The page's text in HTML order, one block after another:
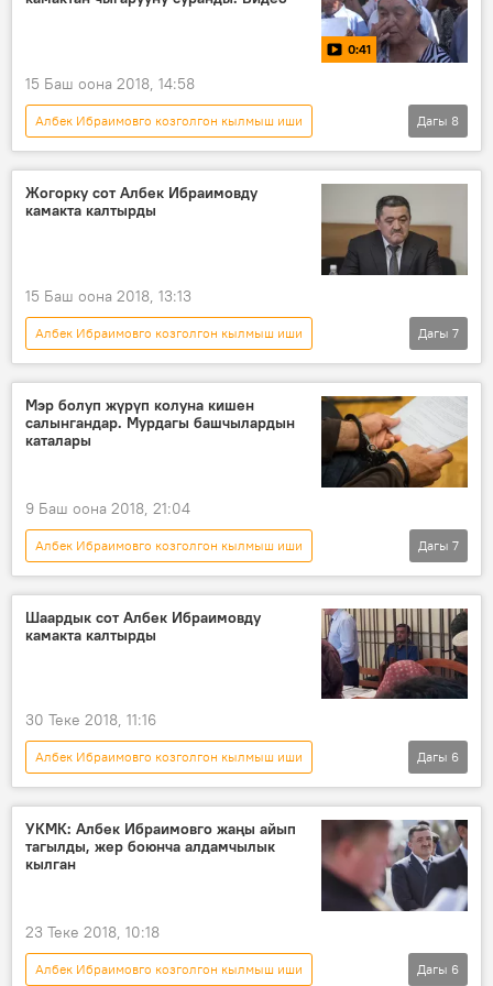
Биринчи Май райондук соту
сот
0:41
15 Баш оона 2018, 14:58
Албек Ибраимовго козголгон кылмыш иши
Кыргызстан
Жаңылыктар
Мультимедиа
Видео
Албек Ибраимов
Дагы 8
Жогорку сот Албек Ибраимовду
камакта калтырды
15 Баш оона 2018, 13:13
Албек Ибраимовго козголгон кылмыш иши
Кыргызстан
Жаңылыктар
Саясат
Албек Ибраимов
өкүм
камак
Дагы 7
Мэр болуп жүрүп колуна кишен
салынгандар. Мурдагы башчылардын
каталары
9 Баш оона 2018, 21:04
Албек Ибраимовго козголгон кылмыш иши
Кыргызстан
Коом
Жаңылыктар
Бишкек
кылмыш
абак
Дагы 7
Шаардык сот Албек Ибраимовду
камакта калтырды
30 Теке 2018, 11:16
Албек Ибраимовго козголгон кылмыш иши
Кыргызстан
Жаңылыктар
Саясат
Бишкек
Албек Ибраимов
кылмыш иши
Дагы 6
УКМК: Албек Ибраимовго жаңы айып
тагылды, жер боюнча алдамчылык
кылган
23 Теке 2018, 10:18
Албек Ибраимовго козголгон кылмыш иши
Дагы 6